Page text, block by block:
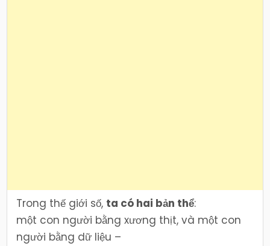
Trong thế giới số, ta có hai bản thể:
một con người bằng xương thịt, và một con
người bằng dữ liệu –